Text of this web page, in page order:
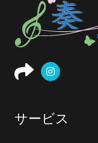
サービス